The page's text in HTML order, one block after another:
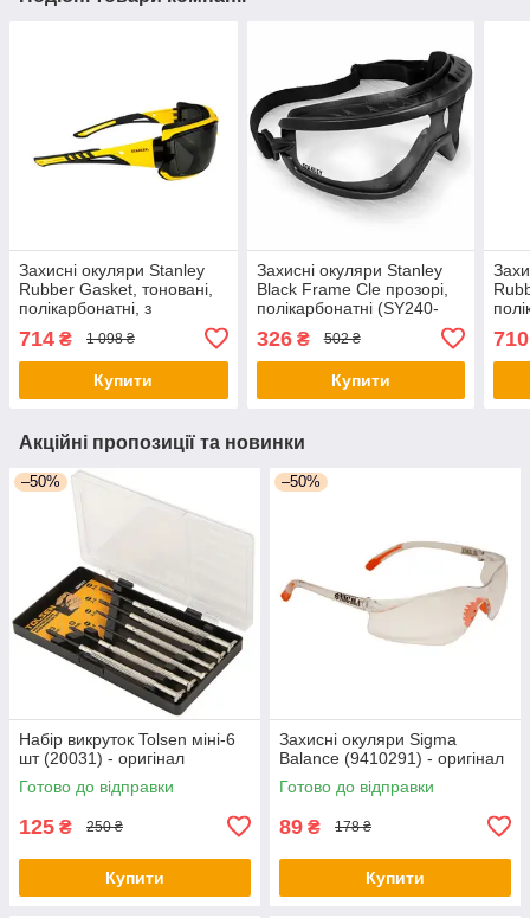
Захисні окуляри Stanley
Rubber Gasket, тоновані,
полікарбонатні, з
м&apos;якими гумовими
дужками (SYE15-21D) -
оригінал
714 ₴ 1 098 ₴
Купити
Захисні окуляри Stanley
Black Frame Cle прозорі,
полікарбонатні (SY240-
326₴ 502 ₴
Купити
710
Акційні пропозиції та новинки
–50%
Набір викруток Tolsen міні-6
шт (20031) - оригінал
Готово до відправки
125 ₴ 250 ₴
Купити
–50%
Захисні окуляри Sigma
Balance (9410291) - оригінал
Готово до відправки
89 ₴ 178 ₴
Купити